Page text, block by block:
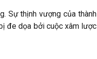
Sự thịnh vượng của thành
đe dọa bởi cuộc xâm lược